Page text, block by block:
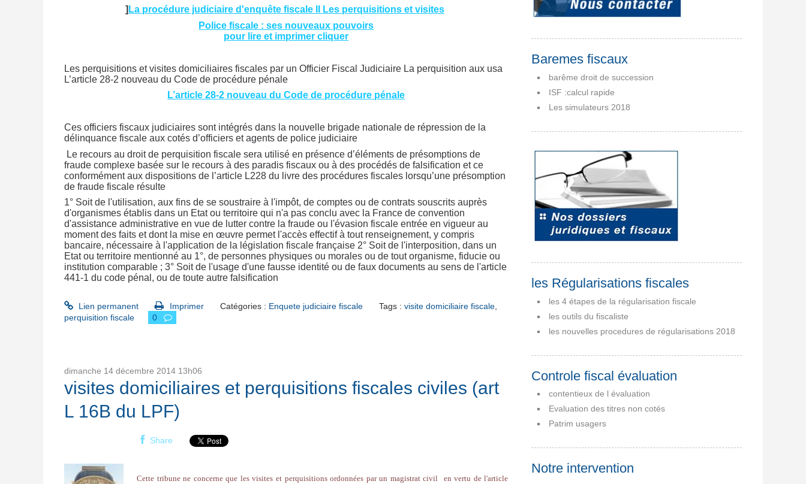
] La procédure judiciaire d'enquête fiscale II Les perquisitions et visites
Police fiscale : ses nouveaux pouvoirs
pour lire et imprimer cliquer
Les perquisitions et visites domiciliaires fiscales par un Officier Fiscal Judiciaire La perquisition aux usa
L’article 28-2 nouveau du Code de procédure pénale
L’article 28-2 nouveau du Code de procédure pénale
Ces officiers fiscaux judiciaires sont intégrés dans la nouvelle brigade nationale de répression de la
délinquance fiscale aux cotés d’officiers et agents de police judiciaire
Le recours au droit de perquisition fiscale sera utilisé en présence d’éléments de présomptions de
fraude complexe basée sur le recours à des paradis fiscaux ou à des procédés de falsification et ce
conformément aux dispositions de l’article L228 du livre des procédures fiscales lorsqu’une présomption
de fraude fiscale résulte
1° Soit de l'utilisation, aux fins de se soustraire à l'impôt, de comptes ou de contrats souscrits auprès
d'organismes établis dans un Etat ou territoire qui n'a pas conclu avec la France de convention
d'assistance administrative en vue de lutter contre la fraude ou l'évasion fiscale entrée en vigueur au
moment des faits et dont la mise en œuvre permet l'accès effectif à tout renseignement, y compris
bancaire, nécessaire à l'application de la législation fiscale française 2° Soit de l'interposition, dans un
Etat ou territoire mentionné au 1°, de personnes physiques ou morales ou de tout organisme, fiducie ou
institution comparable ; 3° Soit de l'usage d'une fausse identité ou de faux documents au sens de l'article
441-1 du code pénal, ou de toute autre falsification
Lien permanent Imprimer Catégories : Enquete judiciaire fiscale Tags :visite domiciliaire fiscale
perquisition fiscale
0
dimanche 14 décembre 2014 13h06
visites domiciliaires et perquisitions fiscales civiles (art
L 16B du LPF)
Share
Cette tribune ne concerne que les visites et perquisitions ordonnées par un magistrat civil en vertu de l'article
Baremes fiscaux
barême droit de succession
ISF :calcul rapide
Les simulateurs 2018
les Régularisations fiscales
les 4 étapes de la régularisation fiscale
les outils du fiscaliste
les nouvelles procedures de régularisations 2018
Controle fiscal évaluation
contentieux de l évaluation
Evaluation des titres non cotés
Patrim usagers
Notre intervention